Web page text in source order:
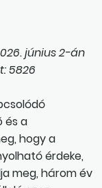
június 2-án
5826
és a
hogy a
érdeke,
meg, három év